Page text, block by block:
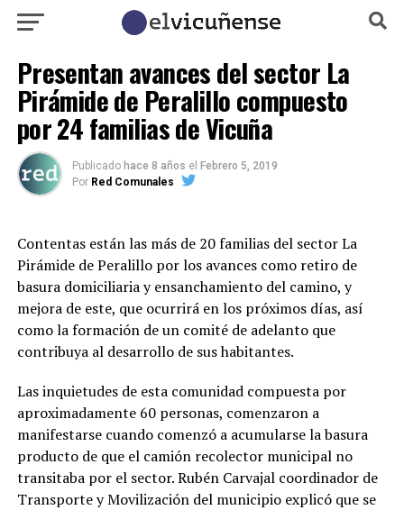
Presentan avances del sector La
Pirámide de Peralillo compuesto
por 24 familias de Vicuña
Publicado hace 8 años el Febrero 5, 2019
Por Red Comunales
Contentas están las más de 20 familias del sector La
Pirámide de Peralillo por los avances como retiro de
basura domiciliaria y ensanchamiento del camino, y
mejora de este, que ocurrirá en los próximos días, así
como la formación de un comité de adelanto que
contribuya al desarrollo de sus habitantes.
Las inquietudes de esta comunidad compuesta por
aproximadamente 60 personas, comenzaron a
manifestarse cuando comenzó a acumularse la basura
producto de que el camión recolector municipal no
transitaba por el sector. Rubén Carvajal coordinador de
Transporte y Movilización del municipio explicó que se